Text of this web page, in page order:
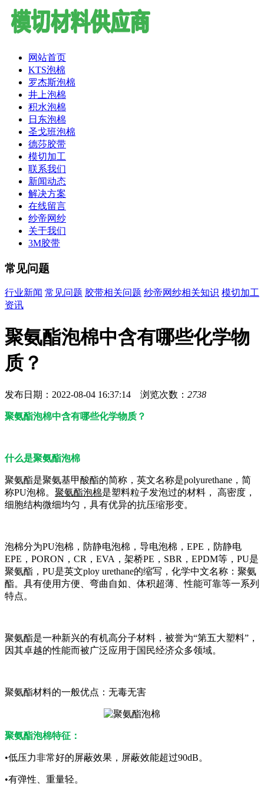
网站首页
KTS泡棉
罗杰斯泡棉
井上泡棉
积水泡棉
日东泡棉
圣戈班泡棉
德莎胶带
模切加工
联系我们
新闻动态
解决方案
在线留言
纱帝网纱
关于我们
3M胶带
常见问题
行业新闻 常见问题 胶带相关问题 纱帝网纱相关知识 模切加工
资讯
聚氨酯泡棉中含有哪些化学物
质？
发布日期：2022-08-04 16:37:14 浏览次数： 2738
聚氨酯泡棉中含有哪些化学物质？
什么是聚氨酯泡棉
聚氨酯是聚氨基甲酸酯的简称，英文名称是polyurethane，简
称PU泡棉。 聚氨酯泡棉是塑料粒子发泡过的材料， 高密度，
细胞结构微细均匀，具有优异的抗压缩形变。
泡棉分为PU泡棉，防静电泡棉，导电泡棉，EPE，防静电
EPE，PORON，CR，EVA，架桥PE，SBR，EPDM等，PU是
聚氨酯，PU是英文ploy urethane的缩写，化学中文名称：聚氨
酯。具有使用方便、弯曲自如、体积超薄、性能可靠等一系列
特点。
聚氨酯是一种新兴的有机高分子材料，被誉为“第五大塑料”，
因其卓越的性能而被广泛应用于国民经济众多领域。
聚氨酯材料的一般优点：无毒无害
聚氨酯泡棉特征：
•低压力非常好的屏蔽效果，屏蔽效能超过90dB。
•有弹性、重量轻。